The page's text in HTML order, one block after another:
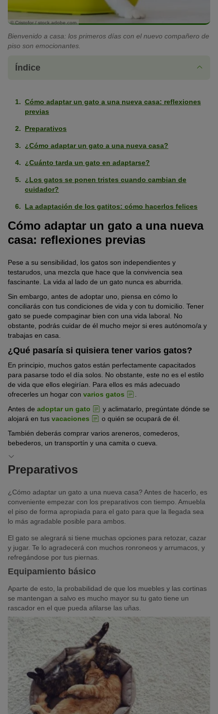
© Cristofor / stock.adobe.com
Bienvenido a casa: los primeros días con el nuevo compañero de
piso son emocionantes.
Índice
Cómo adaptar un gato a una nueva casa: reflexiones
previas
Preparativos
¿Cómo adaptar un gato a una nueva casa?
¿Cuánto tarda un gato en adaptarse?
¿Los gatos se ponen tristes cuando cambian de
cuidador?
La adaptación de los gatitos: cómo hacerlos felices
Cómo adaptar un gato a una nueva
casa: reflexiones previas
Pese a su sensibilidad, los gatos son independientes y
testarudos, una mezcla que hace que la convivencia sea
fascinante. La vida al lado de un gato nunca es aburrida.
Sin embargo, antes de adoptar uno, piensa en cómo lo
conciliarás con tus condiciones de vida y con tu domicilio. Tener
gato se puede compaginar bien con una vida laboral. No
obstante, podrás cuidar de él mucho mejor si eres autónomo/a y
trabajas en casa.
¿Qué pasaría si quisiera tener varios gatos?
En principio, muchos gatos están perfectamente capacitados
para pasarse todo el día solos. No obstante, este no es el estilo
de vida que ellos elegirían. Para ellos es más adecuado
ofrecerles un hogar con varios gatos
Antes de adoptar un gato
y aclimatarlo, pregúntate dónde se
alojará en tus vacaciones
o quién se ocupará de él.
También deberás comprar varios areneros, comederos,
bebederos, un transportín y una camita o cueva.
Preparativos
¿Cómo adaptar un gato a una nueva casa? Antes de hacerlo, es
conveniente empezar con los preparativos con tiempo. Amuebla
el piso de forma apropiada para el gato para que la llegada sea
lo más agradable posible para ambos.
El gato se alegrará si tiene muchas opciones para retozar, cazar
y jugar. Te lo agradecerá con muchos ronroneos y arrumacos, y
refregándose por tus piernas.
Equipamiento básico
Aparte de esto, la probabilidad de que los muebles y las cortinas
se mantengan a salvo es mucho mayor su tu gato tiene un
rascador en el que pueda afilarse las uñas.